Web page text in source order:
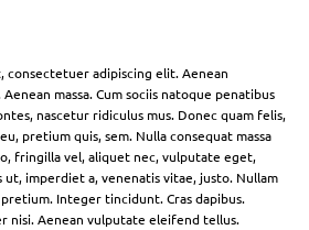
consectetuer adipiscing elit. Aenean
massa. Cum sociis natoque penatibus
nascetur ridiculus mus. Donec quam felis,
pretium quis, sem. Nulla consequat massa
fringilla vel, aliquet nec, vulputate eget,
ut, imperdiet a, venenatis vitae, justo. Nullam
Integer tincidunt. Cras dapibus.
nisi. Aenean vulputate eleifend tellus.